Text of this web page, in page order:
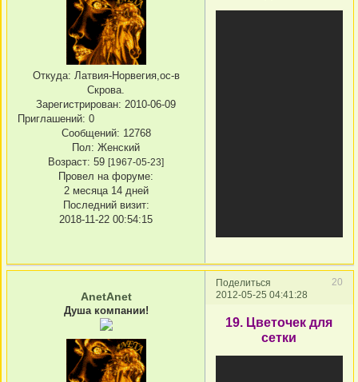
Откуда: Латвия-Норвегия,ос-в
Скрова.
Зарегистрирован: 2010-06-09
Приглашений: 0
Сообщений: 12768
Пол: Женский
Возраст: 59 [1967-05-23]
Провел на форуме:
2 месяца 14 дней
Последний визит:
2018-11-22 00:54:15
Поделиться
20
2012-05-25 04:41:28
AnetAnet
Душа компании!
19. Цветочек для
сетки